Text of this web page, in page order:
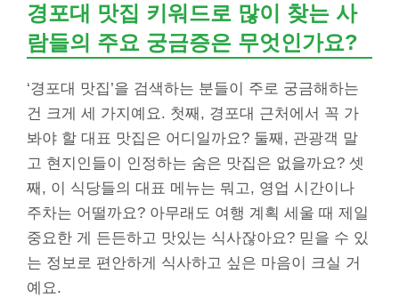
경포대 맛집 키워드로 많이 찾는 사
람들의 주요 궁금증은 무엇인가요?
‘경포대 맛집’을 검색하는 분들이 주로 궁금해하는
건 크게 세 가지예요. 첫째, 경포대 근처에서 꼭 가
봐야 할 대표 맛집은 어디일까요? 둘째, 관광객 말
고 현지인들이 인정하는 숨은 맛집은 없을까요? 셋
째, 이 식당들의 대표 메뉴는 뭐고, 영업 시간이나
주차는 어떨까요? 아무래도 여행 계획 세울 때 제일
중요한 게 든든하고 맛있는 식사잖아요? 믿을 수 있
는 정보로 편안하게 식사하고 싶은 마음이 크실 거
예요.